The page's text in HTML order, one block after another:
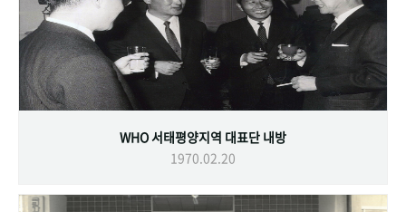
WHO 서태평양지역 대표단 내방
1970.02.20